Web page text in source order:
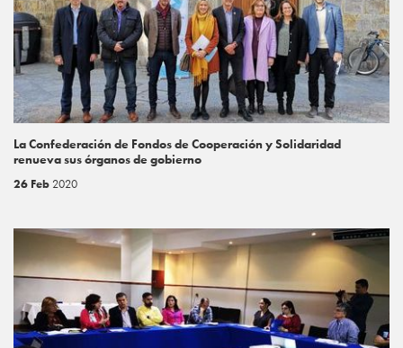
La Confederación de Fondos de Cooperación y Solidaridad
renueva sus órganos de gobierno
26 Feb 2020